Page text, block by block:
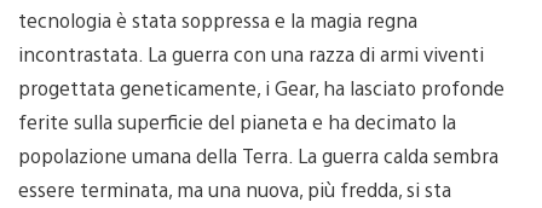
tecnologia è stata soppressa e la magia regna
incontrastata. La guerra con una razza di armi viventi
progettata geneticamente, i Gear, ha lasciato profonde
ferite sulla superficie del pianeta e ha decimato la
popolazione umana della Terra. La guerra calda sembra
essere terminata, ma una nuova, più fredda, si sta